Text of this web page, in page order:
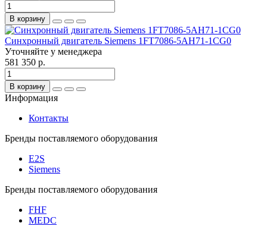
В корзину
Синхронный двигатель Siemens 1FT7086-5AH71-1CG0
Уточняйте у менеджера
581 350 р.
В корзину
Информация
Контакты
Бренды поставляемого оборудования
E2S
Siemens
Бренды поставляемого оборудования
FHF
MEDC